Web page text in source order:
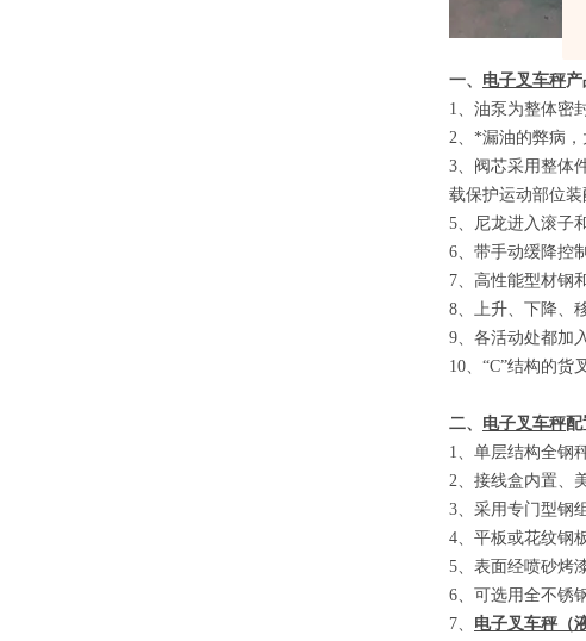
一、 电子叉车秤
1、 油泵为整体密
2、 *漏油的弊病
3、 阀芯采用整体
载保护运动部位
5、 尼龙进入滚子
6、 带手动缓降控
7、 高性能型材钢
8、 上升、下降、
9、 各活动处都加
10、 “C”结构的货
二、 电子叉车秤配
1、单层结构全钢
2、接线盒内置、
3、采用专门型钢
4、平板或花纹钢
5、表面经喷砂烤
6、可选用全不锈
7、 电子叉车秤 （